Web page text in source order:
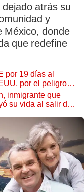
atrás su
y
México, donde
que redefine
por 19 días al
por el peligro
inmigrante que
su vida al salir de